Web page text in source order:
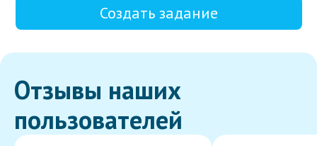
Создать задание
Отзывы наших
пользователей